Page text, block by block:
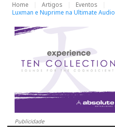
Home Artigos
Eventos
Luxman e Nuprime na Ultimate Audio
Publicidade